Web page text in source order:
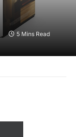
5 Mins Read